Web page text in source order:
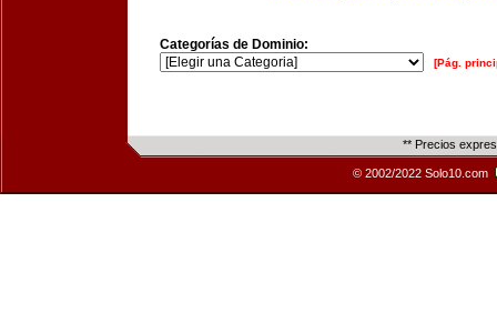
Categorías de Dominio:
[Pág.
** Precios
© 2002/2022 Solo10.com